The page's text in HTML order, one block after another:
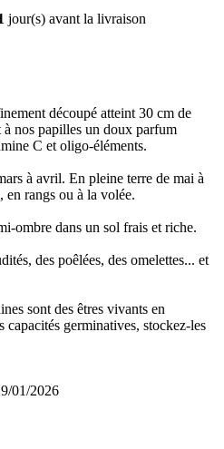
jour(s) avant la livraison
découpé atteint 30 cm de
nos papilles un doux parfum
C et oligo-éléments.
à avril. En pleine terre de mai à
en rangs ou à la volée.
ombre dans un sol frais et riche.
des poêlées, des omelettes... et
sont des êtres vivants en
capacités germinatives, stockez-les
01/2026